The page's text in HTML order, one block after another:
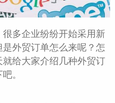
多企业纷纷开始采用新
外贸订单怎么来呢？怎
给大家介绍几种外贸订
。